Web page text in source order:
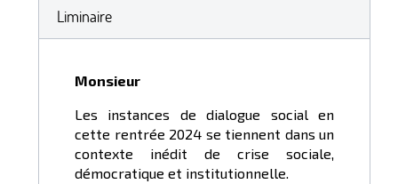
Liminaire
Monsieur
Les instances de dialogue social en
cette rentrée 2024 se tiennent dans un
contexte inédit de crise sociale,
démocratique et institutionnelle.